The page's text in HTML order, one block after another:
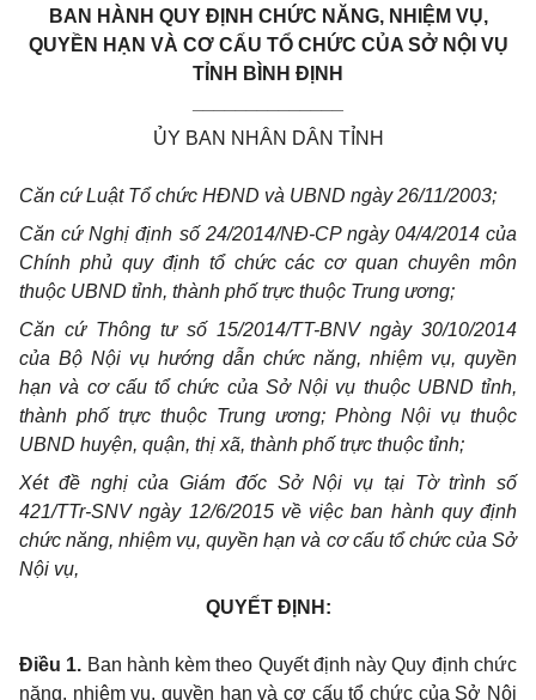
BAN HÀNH QUY ĐỊNH CHỨC NĂNG, NHIỆM VỤ,
QUYỀN HẠN VÀ CƠ CẤU TỔ CHỨC CỦA SỞ NỘI VỤ
TỈNH BÌNH ĐỊNH
ỦY BAN NHÂN DÂN TỈNH
Căn cứ Luật Tổ chức HĐND và UBND ngày 26/11/2003;
Căn cứ Nghị định số 24/2014/NĐ-CP ngày 04/4/2014 của
Chính phủ quy định tổ chức các cơ quan chuyên môn
thuộc UBND tỉnh, thành phố trực thuộc Trung ương;
Căn cứ Thông tư số 15/2014/TT-BNV ngày 30/10/2014
của Bộ Nội vụ hướng dẫn chức năng, nhiệm vụ, quyền
hạn và cơ cấu tổ chức của Sở Nội vụ thuộc UBND tỉnh,
thành phố trực thuộc Trung ương; Phòng Nội vụ thuộc
UBND huyện, quận, thị xã, thành phố trực thuộc tỉnh;
Xét đề nghị của Giám đốc Sở Nội vụ tại Tờ trình số
421/TTr-SNV ngày 12/6/2015 về việc ban hành quy định
chức năng, nhiệm vụ, quyền hạn và cơ cấu tổ chức của Sở
Nội vụ,
QUYẾT ĐỊNH:
Điều 1. Ban hành kèm theo Quyết định này Quy định chức
năng, nhiệm vụ, quyền hạn và cơ cấu tổ chức của Sở Nội